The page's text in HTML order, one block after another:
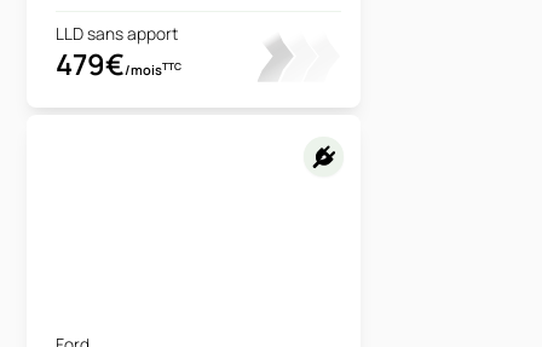
LLD sans apport
479€/moisTTC